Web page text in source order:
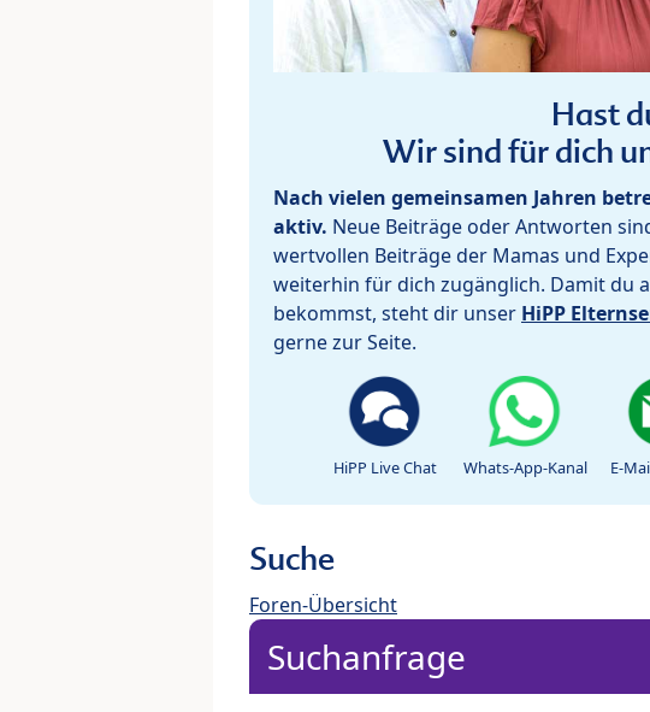
Hast
Wir sind für dich
Nach vielen gemeinsamen Jahren
aktiv. Neue Beiträge oder Antworten
wertvollen Beiträge der Mamas und
weiterhin für dich zugänglich. Damit du
bekommst, steht dir unser HiPP
gerne zur Seite.
HiPP Live Chat Whats-App-Kanal E-
Suche
Foren-Übersicht
Suchanfrage